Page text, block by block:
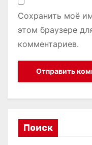
Сохранить моё
этом браузере
комментариев.
Поиск